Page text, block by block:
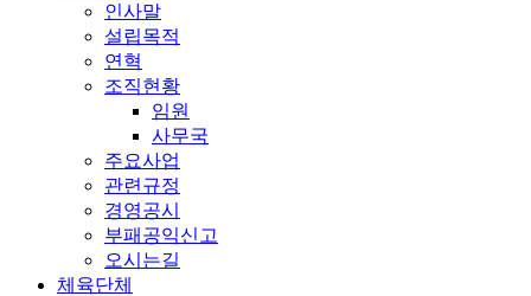
인사말
설립목적
연혁
조직현황
임원
사무국
주요사업
관련규정
경영공시
부패공익신고
오시는길
체육단체